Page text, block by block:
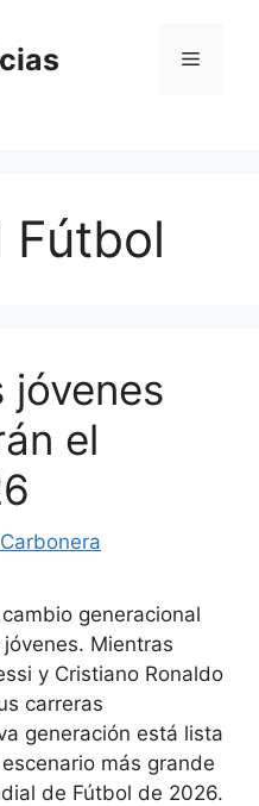
Menú
Fútbol
jóvenes
el
generacional
Mientras
y Cristiano Ronaldo
carreras
generación está lista
más grande
de Fútbol de 2026.